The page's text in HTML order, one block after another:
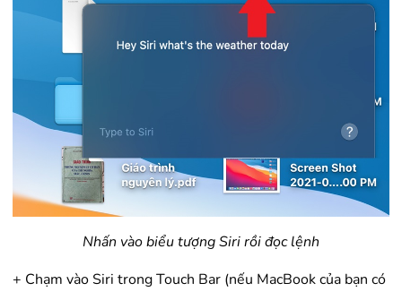
Nhấn vào biểu tượng Siri rồi đọc lệnh
+ Chạm vào Siri trong Touch Bar (nếu MacBook của bạn có